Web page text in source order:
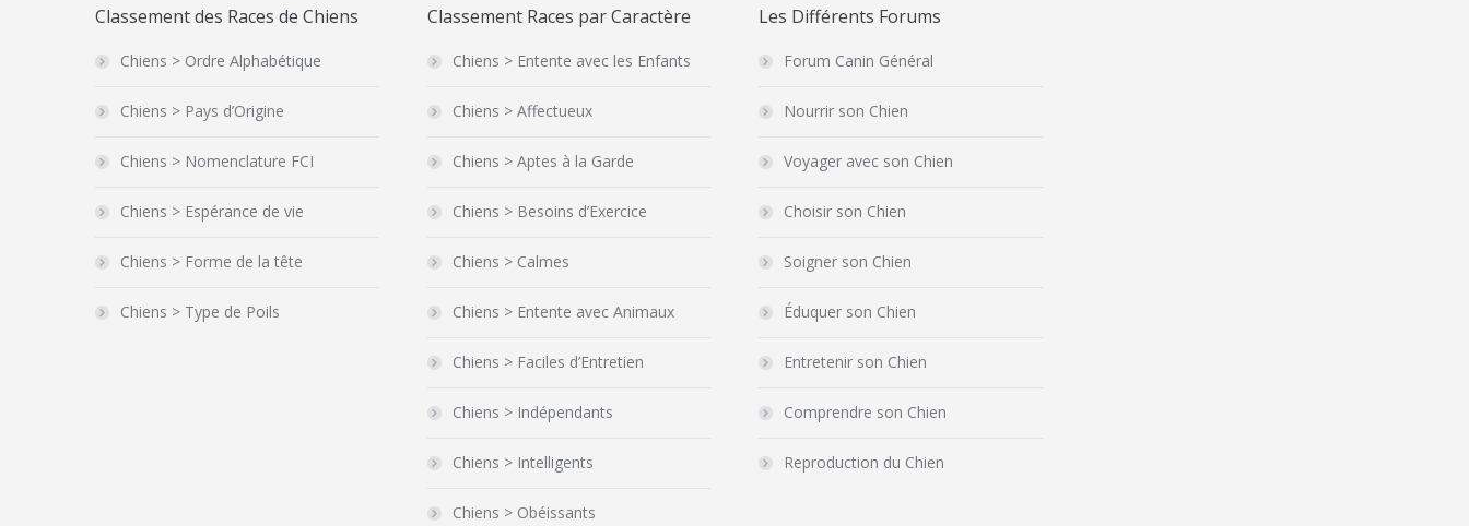
Classement des Races de Chiens
Chiens > Ordre Alphabétique
Chiens > Pays d’Origine
Chiens > Nomenclature FCI
Chiens > Espérance de vie
Chiens > Forme de la tête
Chiens > Type de Poils
Classement Races par Caractère
Chiens > Entente avec les Enfants
Chiens > Affectueux
Chiens > Aptes à la Garde
Chiens > Besoins d’Exercice
Chiens > Calmes
Chiens > Entente avec Animaux
Chiens > Faciles d’Entretien
Chiens > Indépendants
Chiens > Intelligents
Chiens > Obéissants
Les Différents Forums
Forum Canin Général
Nourrir son Chien
Voyager avec son Chien
Choisir son Chien
Soigner son Chien
Éduquer son Chien
Entretenir son Chien
Comprendre son Chien
Reproduction du Chien